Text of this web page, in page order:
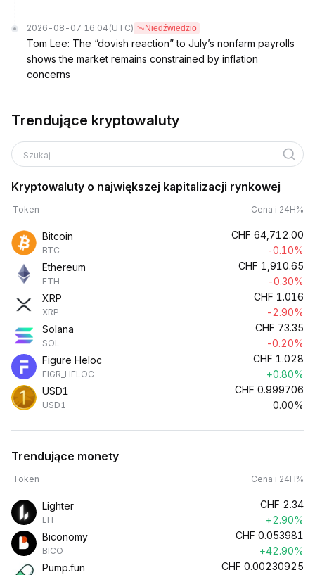
2026-08-07 16:04 (UTC) Niedźwiedzio
Tom Lee: The “dovish reaction” to July’s nonfarm payrolls
shows the market remains constrained by inflation
concerns
Trendujące kryptowaluty
Szukaj
Kryptowaluty o największej kapitalizacji rynkowej
Token Cena i 24H%
Bitcoin
BTC
CHF 64,712.00
-0.10%
Ethereum
ETH
CHF 1,910.65
-0.30%
XRP
XRP
CHF 1.016
-2.90%
Solana
SOL
CHF 73.35
-0.20%
Figure Heloc
FIGR_HELOC
CHF 1.028
+0.80%
USD1
USD1
CHF 0.999706
0.00%
Trendujące monety
Token Cena i 24H%
Lighter
LIT
CHF 2.34
+2.90%
Biconomy
BICO
CHF 0.053981
+42.90%
Pump.fun
CHF 0.00230925